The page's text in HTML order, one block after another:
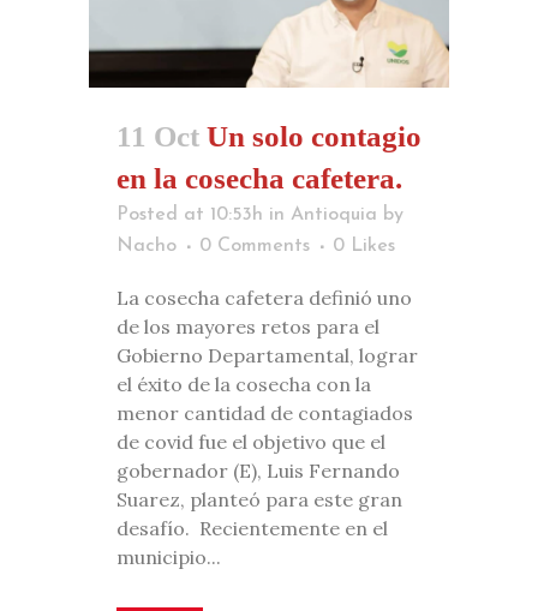
11 Oct Un solo contagio
en la cosecha cafetera.
Posted at 10:53h in Antioquia by
Nacho
0 Comments 0 Likes
La cosecha cafetera definió uno
de los mayores retos para el
Gobierno Departamental, lograr
el éxito de la cosecha con la
menor cantidad de contagiados
de covid fue el objetivo que el
gobernador (E), Luis Fernando
Suarez, planteó para este gran
desafío. Recientemente en el
municipio...